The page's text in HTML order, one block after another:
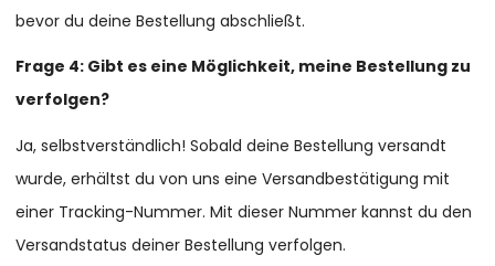
bevor du deine Bestellung abschließt.
Frage 4: Gibt es eine Möglichkeit, meine Bestellung zu
verfolgen?
Ja, selbstverständlich! Sobald deine Bestellung versandt
wurde, erhältst du von uns eine Versandbestätigung mit
einer Tracking-Nummer. Mit dieser Nummer kannst du den
Versandstatus deiner Bestellung verfolgen.